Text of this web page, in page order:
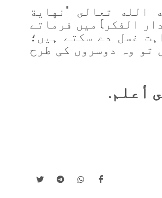
الله تعالى "نهاية
میں فرماتے
غسل دے سکتے ہیں؛
تو وہ دوسروں کی طرح
أعلم.